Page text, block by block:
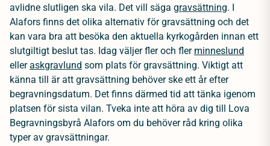
avlidne slutligen ska vila. Det vill säga gravsättning. I
Alafors finns det olika alternativ för gravsättning och det
kan vara bra att besöka den aktuella kyrkogården innan ett
slutgiltigt beslut tas. Idag väljer fler och fler minneslund
elleraskgravlund som plats för gravsättning. Viktigt att
känna till är att gravsättning behöver ske ett år efter
begravningsdatum. Det finns därmed tid att tänka igenom
platsen för sista vilan. Tveka inte att höra av dig till Lova
Begravningsbyrå Alafors om du behöver råd kring olika
typer av gravsättningar.